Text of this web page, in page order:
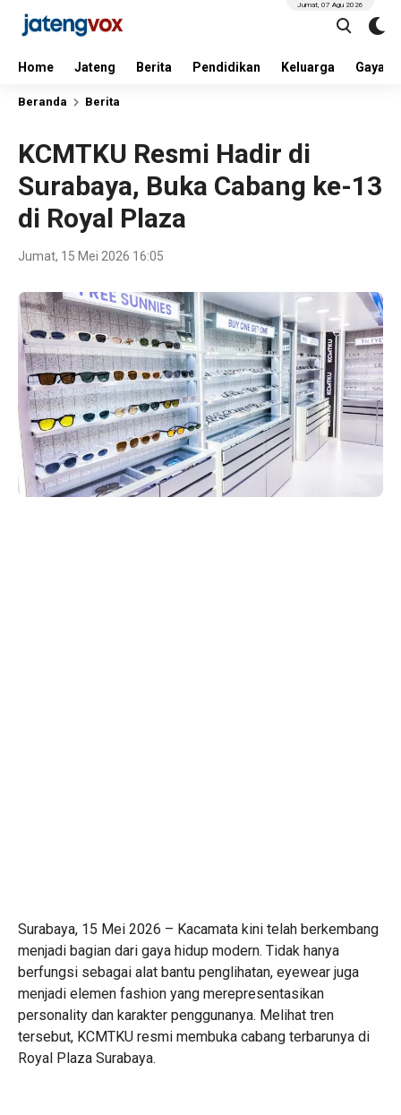
Home Jateng Berita Pendidikan Keluarga Gaya
Jumat, 07 Agu 2026
Beranda Berita
KCMTKU Resmi Hadir di
Surabaya, Buka Cabang ke-13
di Royal Plaza
Jumat, 15 Mei 2026 16:05
Surabaya, 15 Mei 2026 – Kacamata kini telah berkembang
menjadi bagian dari gaya hidup modern. Tidak hanya
berfungsi sebagai alat bantu penglihatan, eyewear juga
menjadi elemen fashion yang merepresentasikan
personality dan karakter penggunanya. Melihat tren
tersebut, KCMTKU resmi membuka cabang terbarunya di
Royal Plaza Surabaya.